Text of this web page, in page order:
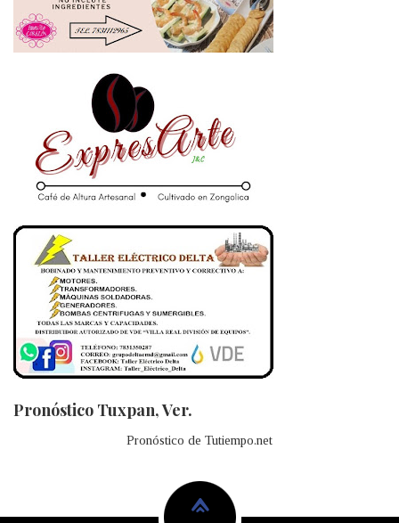
Pronóstico Tuxpan, Ver.
Pronóstico de Tutiempo.net